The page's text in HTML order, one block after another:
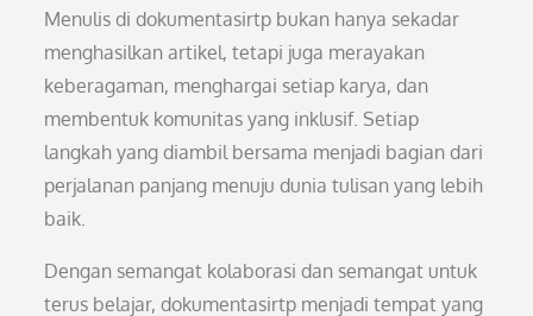
Menulis di dokumentasirtp bukan hanya sekadar
menghasilkan artikel, tetapi juga merayakan
keberagaman, menghargai setiap karya, dan
membentuk komunitas yang inklusif. Setiap
langkah yang diambil bersama menjadi bagian dari
perjalanan panjang menuju dunia tulisan yang lebih
baik.
Dengan semangat kolaborasi dan semangat untuk
terus belajar, dokumentasirtp menjadi tempat yang